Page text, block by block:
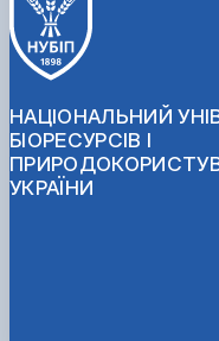
НАЦІОНАЛЬНИЙ
БІОРЕСУРСІВ І
УКРАЇНИ